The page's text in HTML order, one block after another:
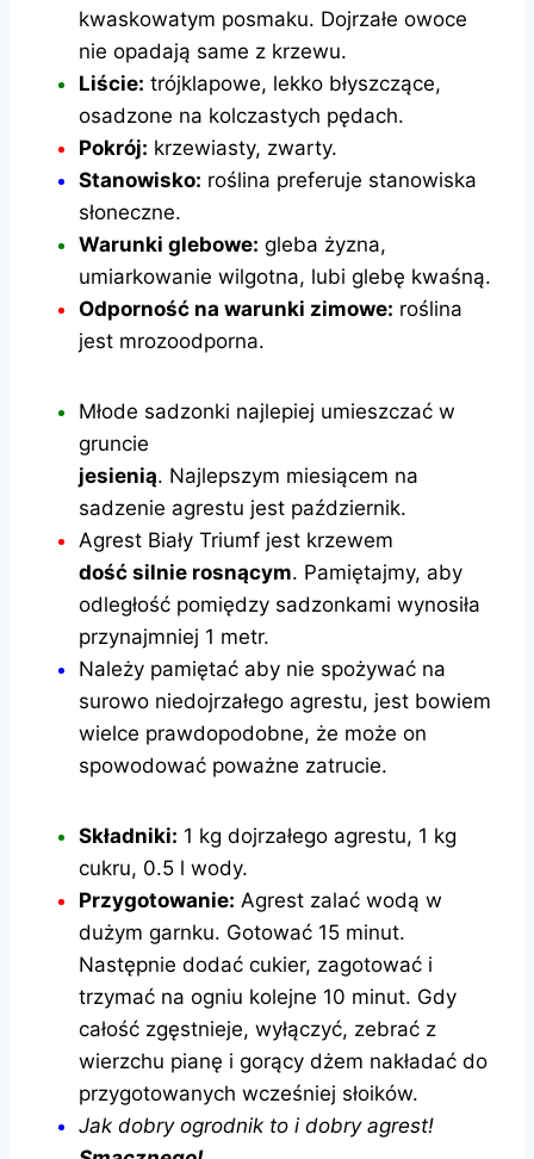
kwaskowatym posmaku. Dojrzałe owoce
nie opadają same z krzewu.
Liście: trójklapowe, lekko błyszczące,
osadzone na kolczastych pędach.
Pokrój: krzewiasty, zwarty.
Stanowisko: roślina preferuje stanowiska
słoneczne.
Warunki glebowe: gleba żyzna,
umiarkowanie wilgotna, lubi glebę kwaśną.
Odporność na warunki zimowe: roślina
jest mrozoodporna.
Młode sadzonki najlepiej umieszczać w
gruncie
jesienią. Najlepszym miesiącem na
sadzenie agrestu jest październik.
Agrest Biały Triumf jest krzewem
dość silnie rosnącym. Pamiętajmy, aby
odległość pomiędzy sadzonkami wynosiła
przynajmniej 1 metr.
Należy pamiętać aby nie spożywać na
surowo niedojrzałego agrestu, jest bowiem
wielce prawdopodobne, że może on
spowodować poważne zatrucie.
Składniki: 1 kg dojrzałego agrestu, 1 kg
cukru, 0.5 l wody.
Przygotowanie: Agrest zalać wodą w
dużym garnku. Gotować 15 minut.
Następnie dodać cukier, zagotować i
trzymać na ogniu kolejne 10 minut. Gdy
całość zgęstnieje, wyłączyć, zebrać z
wierzchu pianę i gorący dżem nakładać do
przygotowanych wcześniej słoików.
Jak dobry ogrodnik to i dobry agrest!